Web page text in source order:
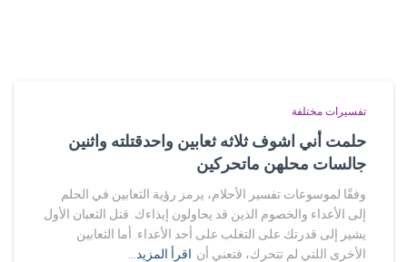
تفسيرات مختلفة
حلمت أني اشوف ثلاثه ثعابين واحدقتلته واثنين
جالسات محلهن ماتحركين
وفقًا لموسوعات تفسير الأحلام، يرمز رؤية الثعابين في الحلم
إلى الأعداء والخصوم الذين قد يحاولون إيذاءك. قتل الثعبان الأول
يشير إلى قدرتك على التغلب على أحد الأعداء. أما الثعابين
الأخرى اللتي لم تتحرك، فتعني أن اقرأ المزيد…